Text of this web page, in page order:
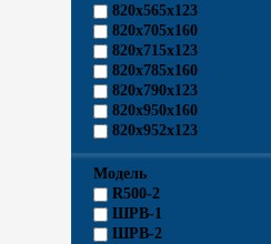
820х565х123
820х705х160
820х715х123
820х785х160
820х790х123
820х950х160
820х952х123
Модель
R500-2
ШРВ-1
ШРВ-2